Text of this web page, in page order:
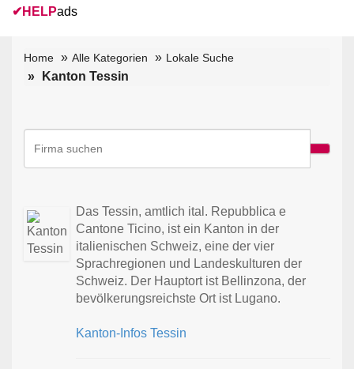
✔ HELPads
Home Alle Kategorien Lokale Suche
Kanton Tessin
Das Tessin, amtlich ital. Repubblica e
Cantone Ticino, ist ein Kanton in der
italienischen Schweiz, eine der vier
Sprachregionen und Landeskulturen der
Schweiz. Der Hauptort ist Bellinzona, der
bevölkerungsreichste Ort ist Lugano.
Kanton-Infos Tessin